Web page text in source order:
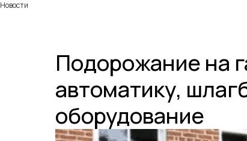
Новости
Подорожание на
автоматику,
оборудование